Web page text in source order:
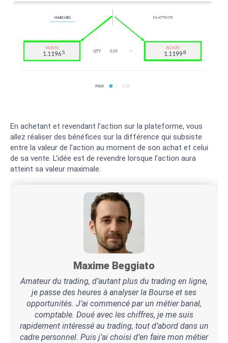
En achetant et revendant l’action sur la plateforme, vous
allez réaliser des bénéfices sur la différence qui subsiste
entre la valeur de l’action au moment de son achat et celui
de sa vente. L’idée est de revendre lorsque l’action aura
atteint sa valeur maximale.
Maxime Beggiato
Amateur du trading, d’autant plus du trading en ligne,
je passe des heures à analyser la Bourse et ses
opportunités. J’ai commencé par un métier banal,
comptable. Doué avec les chiffres, je me suis
rapidement intéressé au trading, tout d’abord dans un
cadre personnel. Puis j’ai choisi d’en faire mon métier